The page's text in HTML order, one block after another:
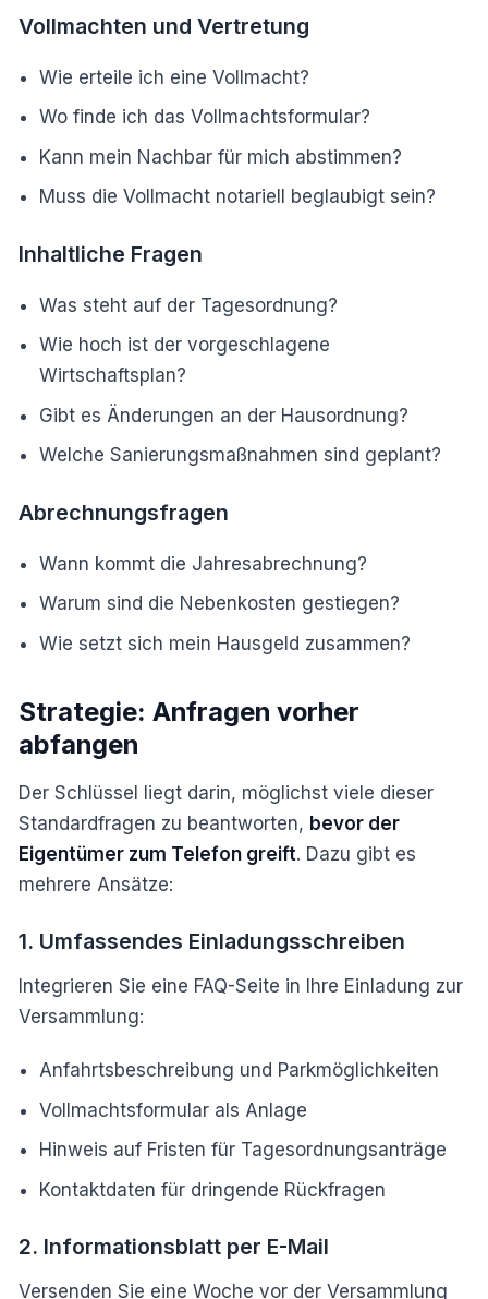
Vollmachten und Vertretung
Wie erteile ich eine Vollmacht?
Wo finde ich das Vollmachtsformular?
Kann mein Nachbar für mich abstimmen?
Muss die Vollmacht notariell beglaubigt sein?
Inhaltliche Fragen
Was steht auf der Tagesordnung?
Wie hoch ist der vorgeschlagene
Wirtschaftsplan?
Gibt es Änderungen an der Hausordnung?
Welche Sanierungsmaßnahmen sind geplant?
Abrechnungsfragen
Wann kommt die Jahresabrechnung?
Warum sind die Nebenkosten gestiegen?
Wie setzt sich mein Hausgeld zusammen?
Strategie: Anfragen vorher
abfangen
Der Schlüssel liegt darin, möglichst viele dieser
Standardfragen zu beantworten, bevor der
Eigentümer zum Telefon greift. Dazu gibt es
mehrere Ansätze:
1. Umfassendes Einladungsschreiben
Integrieren Sie eine FAQ-Seite in Ihre Einladung zur
Versammlung:
Anfahrtsbeschreibung und Parkmöglichkeiten
Vollmachtsformular als Anlage
Hinweis auf Fristen für Tagesordnungsanträge
Kontaktdaten für dringende Rückfragen
2. Informationsblatt per E-Mail
Versenden Sie eine Woche vor der Versammlung